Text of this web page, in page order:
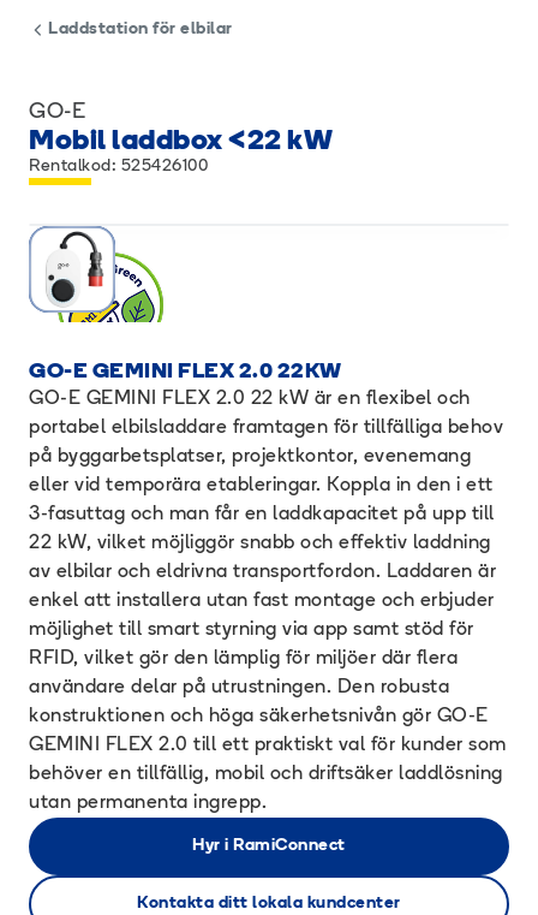
Laddstation för elbilar
GO-E
Mobil laddbox <22 kW
Rentalkod: 525426100
GO-E GEMINI FLEX 2.0 22KW
GO-E GEMINI FLEX 2.0 22 kW är en flexibel och
portabel elbilsladdare framtagen för tillfälliga behov
på byggarbetsplatser, projektkontor, evenemang
eller vid temporära etableringar. Koppla in den i ett
3-fasuttag och man får en laddkapacitet på upp till
22 kW, vilket möjliggör snabb och effektiv laddning
av elbilar och eldrivna transportfordon. Laddaren är
enkel att installera utan fast montage och erbjuder
möjlighet till smart styrning via app samt stöd för
RFID, vilket gör den lämplig för miljöer där flera
användare delar på utrustningen. Den robusta
konstruktionen och höga säkerhetsnivån gör GO-E
GEMINI FLEX 2.0 till ett praktiskt val för kunder som
behöver en tillfällig, mobil och driftsäker laddlösning
utan permanenta ingrepp.
Hyr i RamiConnect
Kontakta ditt lokala kundcenter